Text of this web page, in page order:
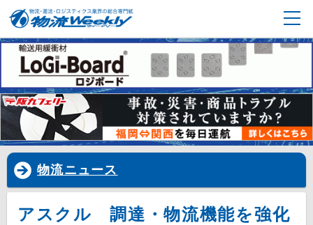
物流ニュース
アスクル 調達・物流機能を強化